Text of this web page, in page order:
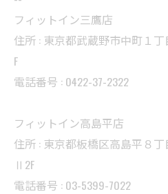
フィットイン三鷹店
住所 : 東京都武蔵野市中町１
F
電話番号 : 0422-37-2322
フィットイン高島平店
住所 : 東京都板橋区高島平８
Ⅱ2F
電話番号 : 03-5399-7022